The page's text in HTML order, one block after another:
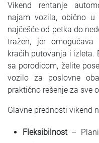
Vikend rentanje
najam vozila, obično
najčešće od petka do
tražen, jer
kraćih putovanja i izleta.
sa porodicom, želite
vozilo za poslovne
praktično rešenje za sve
Glavne prednosti vikend
Fleksibilnost–